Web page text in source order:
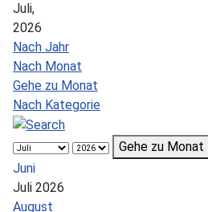
Juli,
2026
Nach Jahr
Nach Monat
Gehe zu Monat
Nach Kategorie
Gehe zu Monat
Juni
Juli 2026
August